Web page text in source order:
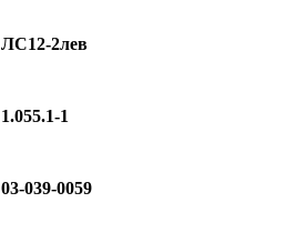
ЛС12-2лев
1.055.1-1
03-039-0059